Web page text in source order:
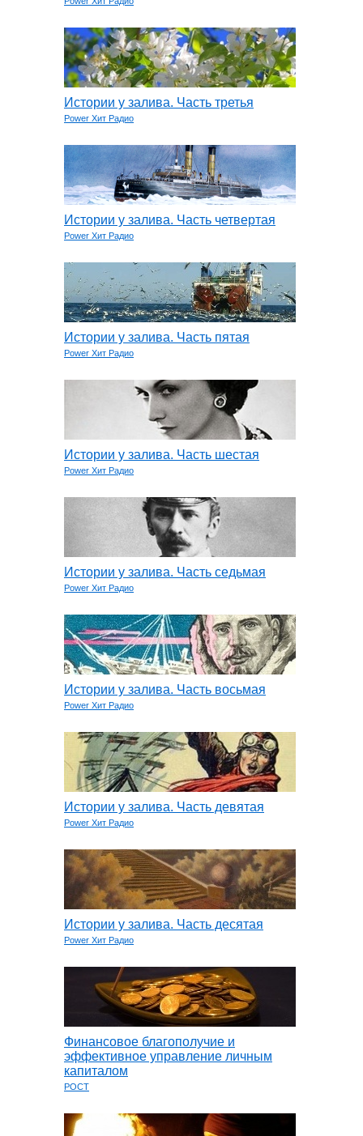
Истории у залива. Часть третья
Power Хит Радио
Истории у залива. Часть четвертая
Power Хит Радио
Истории у залива. Часть пятая
Power Хит Радио
Истории у залива. Часть шестая
Power Хит Радио
Истории у залива. Часть седьмая
Power Хит Радио
Истории у залива. Часть восьмая
Power Хит Радио
Истории у залива. Часть девятая
Power Хит Радио
Истории у залива. Часть десятая
Power Хит Радио
Финансовое благополучие и
эффективное управление личным
капиталом
РОСТ